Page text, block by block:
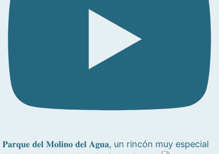
𝐏𝐚𝐫𝐪𝐮𝐞 𝐝𝐞𝐥 𝐌𝐨𝐥𝐢𝐧𝐨 𝐝𝐞𝐥 𝐀𝐠𝐮𝐚, un rincón muy especial